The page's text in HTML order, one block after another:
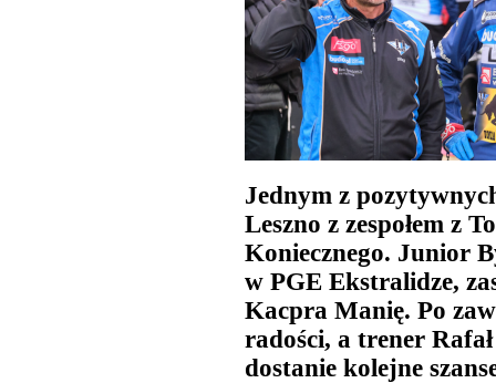
Jednym z
Leszno z zespołem z
Koniecznego. Junior
w PGE Ekstralidze,
Kacpra Manię. Po
radości, a trener
dostanie kolejne